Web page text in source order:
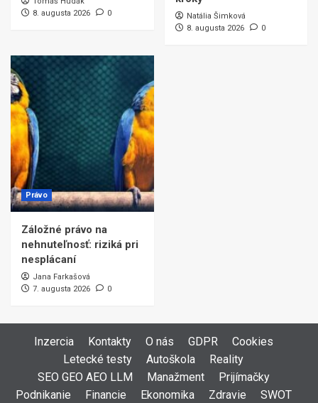
8. augusta 2026
0
Natália Šimková
8. augusta 2026
0
Právo
Záložné právo na
nehnuteľnosť: riziká pri
nesplácaní
Jana Farkašová
7. augusta 2026
0
Inzercia Kontakty O nás GDPR
Cookies
Letecké testy
Autoškola
Reality
SEO GEO AEO LLM
Manažment
Prijímačky
Podnikanie
Financie Ekonomika Zdravie SWOT